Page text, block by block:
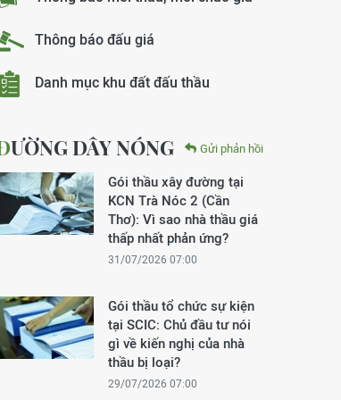
Thông báo đấu giá
Danh mục khu đất đấu thầu
ĐƯỜNG DÂY NÓNG Gửi phản hồi
Gói thầu xây đường tại
KCN Trà Nóc 2 (Cần
Thơ): Vì sao nhà thầu giá
thấp nhất phản ứng?
31/07/2026 07:00
Gói thầu tổ chức sự kiện
tại SCIC: Chủ đầu tư nói
gì về kiến nghị của nhà
thầu bị loại?
29/07/2026 07:00